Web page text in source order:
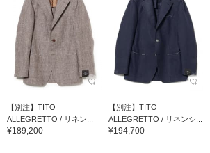
【別注】TITO
ALLEGRETTO / リネン...
¥189,200
【別注】TITO
ALLEGRETTO / リネンシ...
¥194,700